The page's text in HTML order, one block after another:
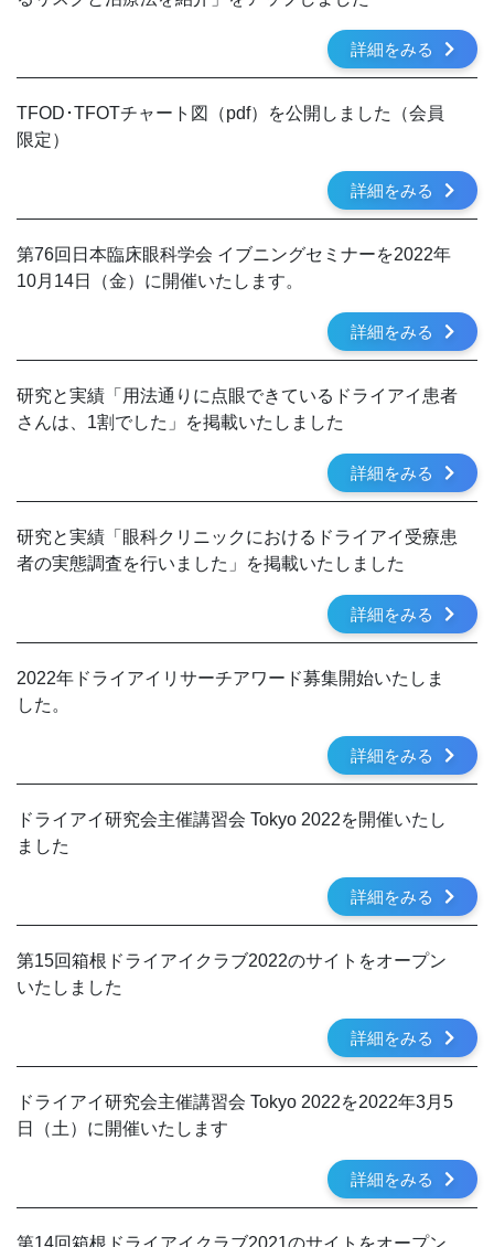
詳細をみる
TFOD･TFOTチャート図（pdf）を公開しました（会員
限定）
詳細をみる
第76回日本臨床眼科学会 イブニングセミナーを2022年
10月14日（金）に開催いたします。
詳細をみる
研究と実績「用法通りに点眼できているドライアイ患者
さんは、1割でした」を掲載いたしました
詳細をみる
研究と実績「眼科クリニックにおけるドライアイ受療患
者の実態調査を行いました」を掲載いたしました
詳細をみる
2022年ドライアイリサーチアワード募集開始いたしま
した。
詳細をみる
ドライアイ研究会主催講習会 Tokyo 2022を開催いたし
ました
詳細をみる
第15回箱根ドライアイクラブ2022のサイトをオープン
いたしました
詳細をみる
ドライアイ研究会主催講習会 Tokyo 2022を2022年3月5
日（土）に開催いたします
詳細をみる
第14回箱根ドライアイクラブ2021のサイトをオープン